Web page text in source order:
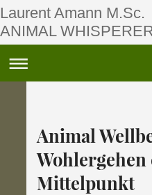
Laurent Amann M.Sc.
ANIMAL
Animal
Mittelpunkt